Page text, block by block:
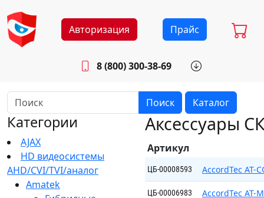
Авторизация Прайс
8 (800) 300-38-69
Будни: 8.30 - 17.00
Поиск Каталог
Категории
AJAX
HD видеосистемы
AHD/CVI/TVI/аналог
Amatek
Аксессуары
Артикул
ЦБ-00008593 AccordTec AT-
ЦБ-00006983 AccordTec AT-